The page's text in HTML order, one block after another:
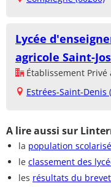
Lycée
agricole Saint-
Établissement
Estrées-Saint-Denis
A lire aussi sur
la population
le classement des
les résultats du